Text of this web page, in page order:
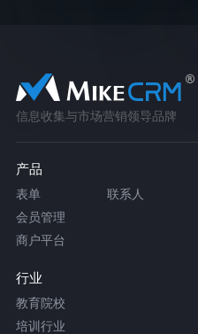
信息收集与市场营销领导品牌
产品
表单 联系人
会员管理
商户平台
行业
教育院校
培训行业